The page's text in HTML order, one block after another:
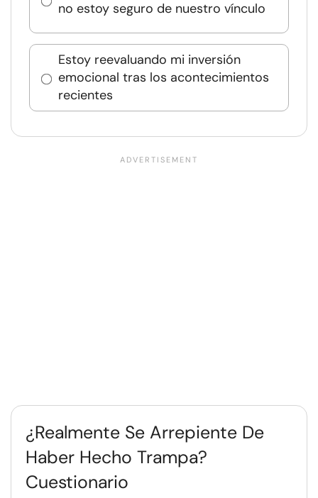
no estoy seguro de nuestro vínculo
Estoy reevaluando mi inversión
emocional tras los acontecimientos
recientes
¿Realmente Se Arrepiente De
Haber Hecho Trampa?
Cuestionario